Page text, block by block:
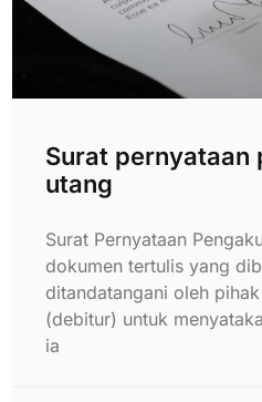
Surat pernyataan
utang
Surat Pernyataan
dokumen tertulis yang
ditandatangani oleh
(debitur) untuk
ia